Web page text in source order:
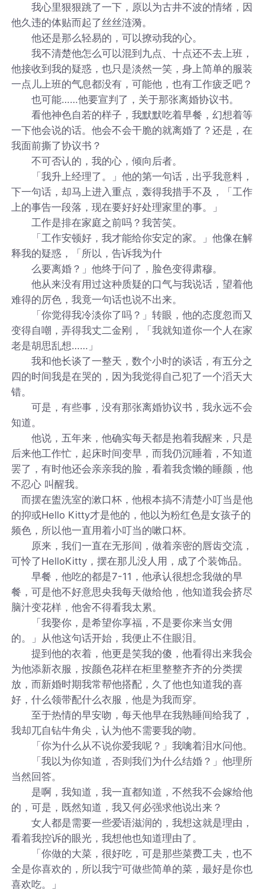
我心里狠狠跳了一下，原以为古井不波的情绪，因
他久违的体贴而起了丝丝涟漪。
他还是那么轻易的，可以撩动我的心。
我不清楚他怎么可以混到九点、十点还不去上班，
他接收到我的疑惑，也只是淡然一笑，身上简单的服装
一点儿上班的气息都没有，可能他，也有工作疲乏吧？
也可能……他要宣判了，关于那张离婚协议书。
看他神色自若的样子，我默默吃着早餐，幻想着等
一下他会说的话。他会不会干脆的就离婚了？还是，在
我面前撕了协议书？
不可否认的，我的心，倾向后者。
「我升上经理了。」他的第一句话，出乎我意料，
下一句话，却马上进入重点，轰得我措手不及，「工作
上的事告一段落，现在要好好处理家里的事。」
工作是排在家庭之前吗？我苦笑。
「工作安顿好，我才能给你安定的家。」他像在解
释我的疑惑，「所以，告诉我为什
么要离婚？」他终于问了，脸色变得肃穆。
他从来没有用过这种质疑的口气与我说话，望着他
难得的厉色，我竟一句话也说不出来。
「你觉得我冷淡你了吗？」转眼，他的态度忽而又
变得自嘲，弄得我丈二金刚，「我就知道你一个人在家
老是胡思乱想……」
我和他长谈了一整天，数个小时的谈话，有五分之
四的时间我是在哭的，因为我觉得自己犯了一个滔天大
错。
可是，有些事，没有那张离婚协议书，我永远不会
知道。
他说，五年来，他确实每天都是抱着我醒来，只是
后来他工作忙，起床时间变早，而我仍沉睡着，不知道
罢了，有时他还会亲亲我的脸，看着我贪懒的睡颜，他
不忍心 叫醒我。
而摆在盥洗室的漱口杯，他根本搞不清楚小叮当是他
的抑或Hello Kitty才是他的，他以为粉红色是女孩子的
频色，所以他一直用着小叮当的嗽口杯。
原来，我们一直在无形间，做着亲密的唇齿交流，
可怜了HelloKitty，摆在那儿没人用，成了个装饰品。
早餐，他吃的都是7-11，他承认很想念我做的早
餐，可是他不好意思央我每天做给他，他知道我会挤尽
脑汁变花样，他舍不得看我太累。
「我娶你，是希望你享福，不是要你来当女佣
的。」从他这句话开始，我便止不住眼泪。
提到他的衣着，他更是笑我的傻，他看得出来我会
为他添新衣服，按颜色花样在柜里整整齐齐的分类摆
放，而新婚时期我常帮他搭配，久了他也知道我的喜
好，什么领带配什么衣服，他是为我而穿。
至于热情的早安吻，每天他早在我熟睡间给我了，
我却兀自钻牛角尖，认为他不需要我的吻。
「你为什么从不说你爱我呢？」我噙着泪水问他。
「我以为你知道，否则我们为什么结婚？」他理所
当然回答。
是啊，我知道，我一直都知道，不然我不会嫁给他
的，可是，既然知道，我又何必强求他说出来？
女人都是需要一些爱语滋润的，我想这就是理由，
看着我控诉的眼光，我想他也知道理由了。
「你做的大菜，很好吃，可是那些菜费工夫，也不
全是你喜欢的，所以我宁可做些简单的菜，最好是你也
喜欢吃。」